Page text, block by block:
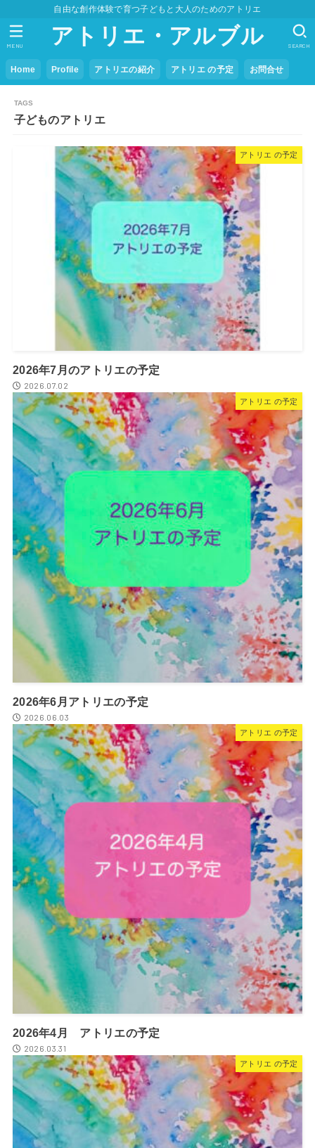
自由な創作体験で育つ子どもと大人のためのアトリエ
アトリエ・アルブル
Home Profile アトリエの紹介 アトリエ の予定 お問合せ
SEARCH
MENU
子どものアトリエ
アトリエ の予定
2026年7月のアトリエの予定
2026.07.02
アトリエ の予定
2026年6月アトリエの予定
2026.06.03
アトリエ の予定
2026年4月 アトリエの予定
2026.03.31
アトリエ の予定